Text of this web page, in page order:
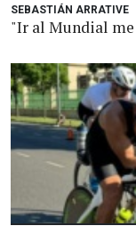
SEBASTIÁN ARRATIVE
"Ir al Mundial me